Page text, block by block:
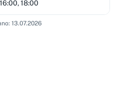
16:00, 18:00
13.07.2026